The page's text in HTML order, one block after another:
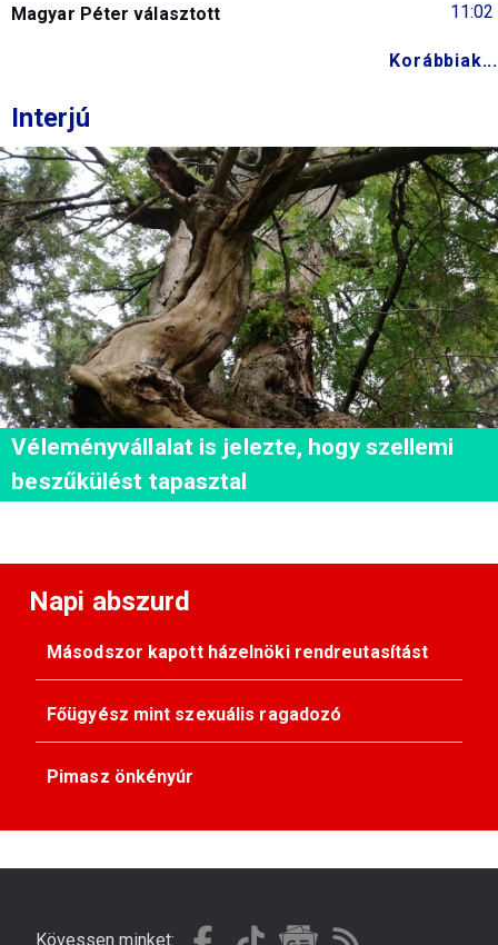
11:02
Magyar Péter választott
Korábbiak...
Interjú
Véleményvállalat is jelezte, hogy szellemi
beszűkülést tapasztal
Napi abszurd
Másodszor kapott házelnöki rendreutasítást
Főügyész mint szexuális ragadozó
Pimasz önkényúr
Kövessen minket: